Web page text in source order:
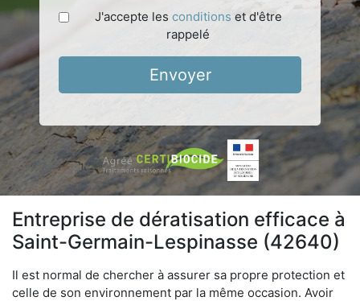
J'accepte les conditions et d'être
rappelé
Envoyer
Entreprise de dératisation efficace à
Saint-Germain-Lespinasse (42640)
Il est normal de chercher à assurer sa propre protection et
celle de son environnement par la même occasion. Avoir